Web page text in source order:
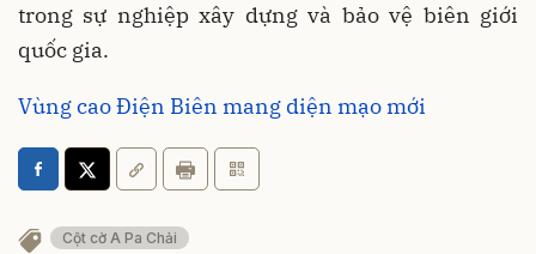
trong sự nghiệp xây dựng và bảo vệ biên giới
quốc gia.
Vùng cao Điện Biên mang diện mạo mới
Cột cờ A Pa Chải